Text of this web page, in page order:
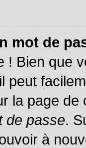
mot de
! Bien que
peut
la page
de passe.
à